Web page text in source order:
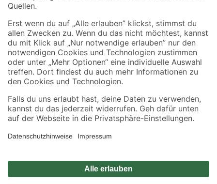
Sicher einkaufen
Jetzt die toom-App herunterladen
Alle Preisangaben in EUR inkl. gesetzl. MwSt.. Die dargestellten Angebote sind unter
Umständen nicht in allen Märkten verfügbar. Die angegebenen Verfügbarkeiten beziehen
Produkte nur solange der Vorrat reicht.
*Paketversand ab 59 € versandkostenfrei, gilt nicht für Artikel mit Speditionsversand, hier
Privatsphäre Impressum
Nutzungsbedingungen
Widerrufsrecht Vertrag widerrufen